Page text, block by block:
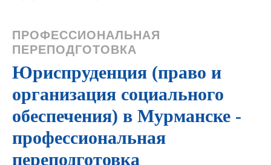
ПРОФЕССИОНАЛЬНАЯ
ПЕРЕПОДГОТОВКА
Юриспруденция (право и
организация социального
обеспечения) в Мурманске -
профессиональная
переподготовка